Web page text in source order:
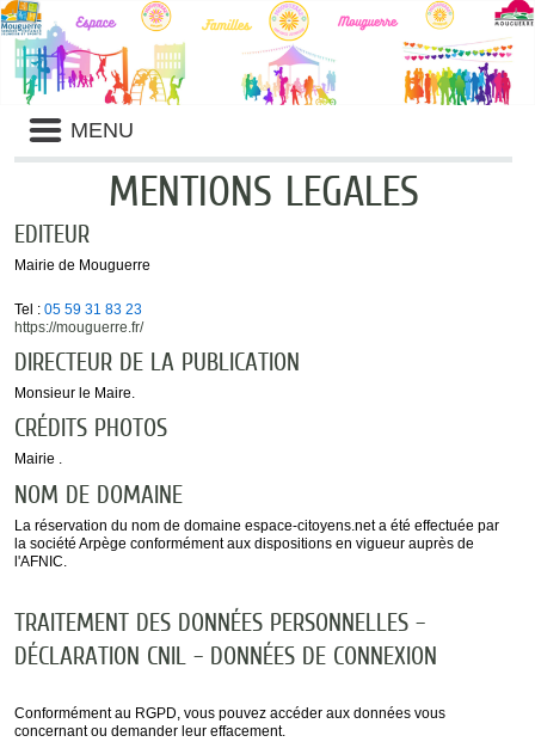
Liste
des
avertissements
MENU
MENTIONS LEGALES
EDITEUR
Mairie de Mouguerre
Tel : 05 59 31 83 23
https://mouguerre.fr/
DIRECTEUR DE LA PUBLICATION
Monsieur le Maire.
CRÉDITS PHOTOS
Mairie .
NOM DE DOMAINE
La réservation du nom de domaine espace-citoyens.net a été effectuée par
la société Arpège conformément aux dispositions en vigueur auprès de
l'AFNIC.
TRAITEMENT DES DONNÉES PERSONNELLES –
DÉCLARATION CNIL – DONNÉES DE CONNEXION
Conformément au RGPD, vous pouvez accéder aux données vous
concernant ou demander leur effacement.